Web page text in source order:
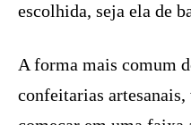
escolhida, seja ela de
A forma mais comum
confeitarias